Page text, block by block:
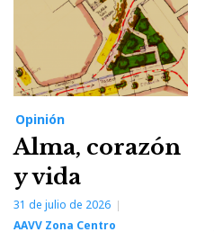
Opinión
Alma, corazón
y vida
31 de julio de 2026
AAVV Zona Centro